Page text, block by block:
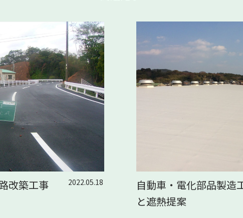
改築工事 2022.05.18
自動車・電化部品製
と遮熱提案